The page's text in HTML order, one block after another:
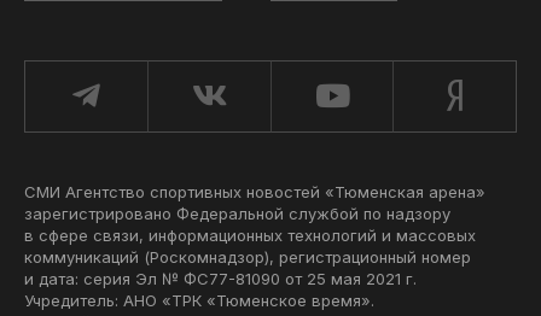
СМИ Агентство спортивных новостей «Тюменская арена»
зарегистрировано Федеральной службой по надзору
в сфере связи, информационных технологий и массовых
коммуникаций (Роскомнадзор), регистрационный номер
и дата: серия Эл № ФС77-81090 от 25 мая 2021 г.
Учредитель: АНО «ТРК «Тюменское время».